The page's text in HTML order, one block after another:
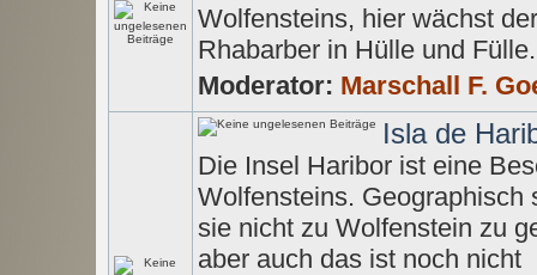
Wolfensteins, hier wächst der
Rhabarber in Hülle und Fülle.
Moderator: Marschall F.
Isla de
Die Insel Haribor ist eine
Wolfensteins. Geographisch
sie nicht zu Wolfenstein zu
aber auch das ist noch nicht